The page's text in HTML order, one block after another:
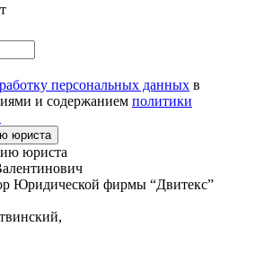
персональных данных в
и содержанием политики
юриста
Юридической фирмы “Двитекс”